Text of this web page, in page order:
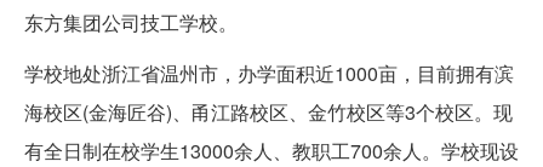
东方集团公司技工学校。
学校地处浙江省温州市，办学面积近1000亩，目前拥有滨
海校区(金海匠谷)、甬江路校区、金竹校区等3个校区。现
有全日制在校学生13000余人、教职工700余人。学校现设